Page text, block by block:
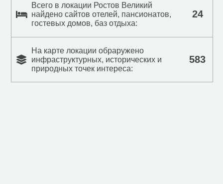
Всего в локации Ростов Великий
найдено сайтов отелей, пансионатов,
гостевых домов, баз отдыха:
24
На карте локации обраружено
инфраструктурных, исторических и
природных точек интереса:
583